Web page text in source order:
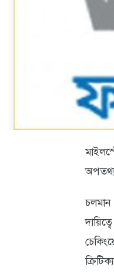
অপতথ্য